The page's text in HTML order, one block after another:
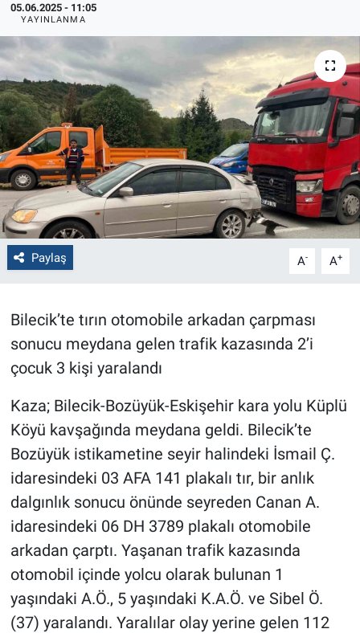
05.06.2025 - 11:05
YAYINLANMA
Paylaş A- A+
Bilecik’te tırın otomobile arkadan çarpması
sonucu meydana gelen trafik kazasında 2’i
çocuk 3 kişi yaralandı
Kaza; Bilecik-Bozüyük-Eskişehir kara yolu Küplü
Köyü kavşağında meydana geldi. Bilecik’te
Bozüyük istikametine seyir halindeki İsmail Ç.
idaresindeki 03 AFA 141 plakalı tır, bir anlık
dalgınlık sonucu önünde seyreden Canan A.
idaresindeki 06 DH 3789 plakalı otomobile
arkadan çarptı. Yaşanan trafik kazasında
otomobil içinde yolcu olarak bulunan 1
yaşındaki A.Ö., 5 yaşındaki K.A.Ö. ve Sibel Ö.
(37) yaralandı. Yaralılar olay yerine gelen 112
Politika
Bilecik
Kütahya
Gezi
Genel
Çevre
Magazin
Bilim ve Teknoloji